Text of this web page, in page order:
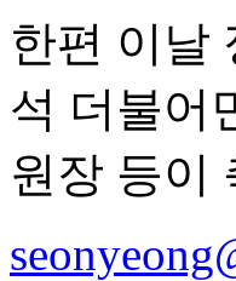
한편 이날
석 더불어
원장 등이